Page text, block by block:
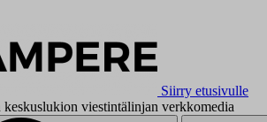
Siirry etusivulle
viestintälinjan verkkomedia